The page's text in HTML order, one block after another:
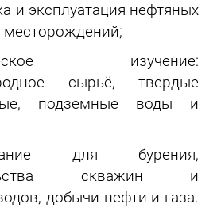
и эксплуатация нефтяных
месторождений;
изучение:
сырьё, твердые
подземные воды и
для бурения,
скважин и
добычи нефти и газа.